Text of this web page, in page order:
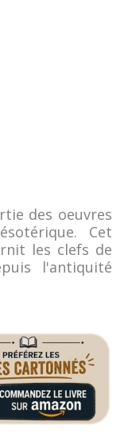
des oeuvres
Cet
les clefs de
l'antiquité